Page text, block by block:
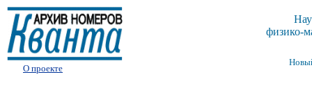
О проекте
физико-